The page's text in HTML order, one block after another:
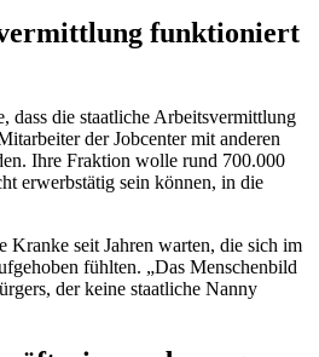
funktioniert
dass die staatliche Arbeitsvermittlung
derJobcentermit anderen
Ihre Fraktion wolle rund 700.000
erwerbstätig sein können, in die
Kranke seit Jahren warten, die sich im
fühlten. „Das Menschenbild
der keine staatliche Nanny